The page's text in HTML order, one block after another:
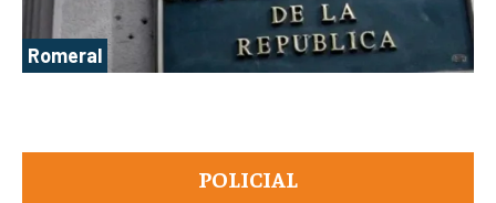
POLICIAL
Romeral